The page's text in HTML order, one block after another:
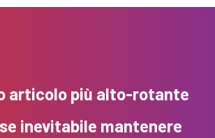
articolo più alto-rotante
inevitabile mantenere